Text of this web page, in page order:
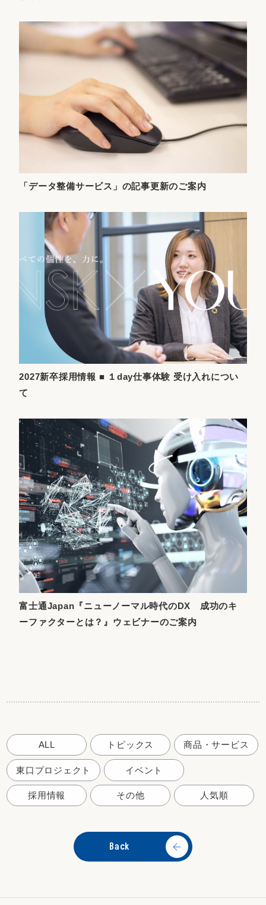
「データ整備サービス」の記事更新のご案内
2027新卒採用情報 ■ １day仕事体験 受け入れについ
て
富士通Japan『ニューノーマル時代のDX 成功のキ
ーファクターとは？』ウェビナーのご案内
ALL トピックス 商品・サービス
東口プロジェクト イベント
採用情報 その他 人気順
Back